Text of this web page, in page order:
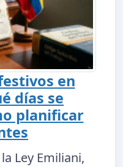
en
días se
planificar
Ley Emiliani,